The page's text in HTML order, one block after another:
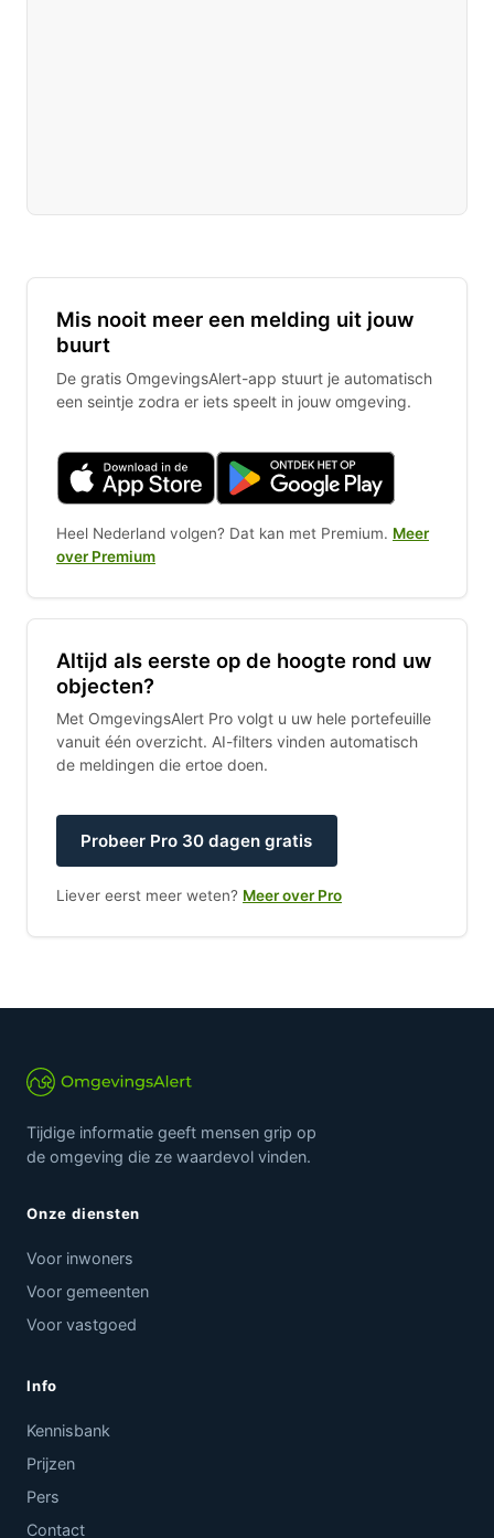
Mis nooit meer een melding uit jouw
buurt
De gratis OmgevingsAlert-app stuurt je automatisch
een seintje zodra er iets speelt in jouw omgeving.
Heel Nederland volgen? Dat kan met Premium. Meer
over Premium
Altijd als eerste op de hoogte rond uw
objecten?
Met OmgevingsAlert Pro volgt u uw hele portefeuille
vanuit één overzicht. AI-filters vinden automatisch
de meldingen die ertoe doen.
Probeer Pro 30 dagen gratis
Liever eerst meer weten? Meer over Pro
Tijdige informatie geeft mensen grip op
de omgeving die ze waardevol vinden.
Onze diensten
Voor inwoners
Voor gemeenten
Voor vastgoed
Info
Kennisbank
Prijzen
Pers
Contact